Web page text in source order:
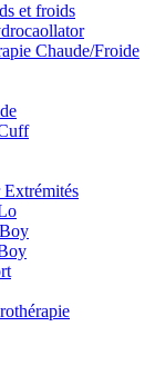
et froids
Chaude/Froide